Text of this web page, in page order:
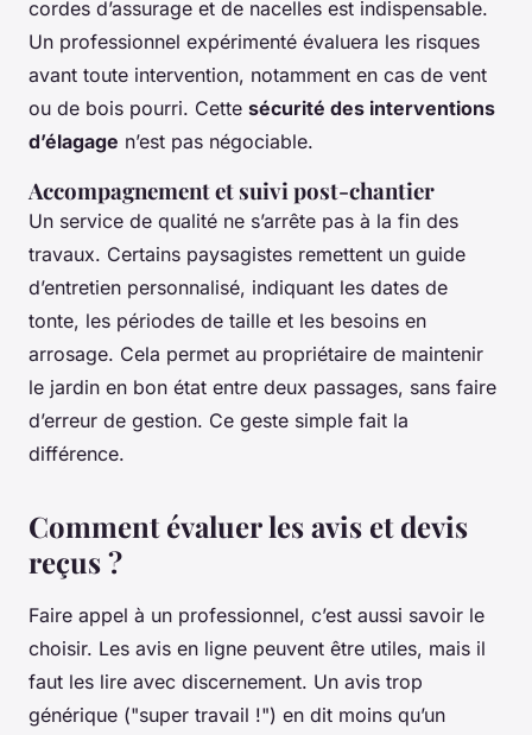
cordes d’assurage et de nacelles est indispensable.
Un professionnel expérimenté évaluera les risques
avant toute intervention, notamment en cas de vent
ou de bois pourri. Cette sécurité des interventions
d’élagage n’est pas négociable.
Accompagnement et suivi post-chantier
Un service de qualité ne s’arrête pas à la fin des
travaux. Certains paysagistes remettent un guide
d’entretien personnalisé, indiquant les dates de
tonte, les périodes de taille et les besoins en
arrosage. Cela permet au propriétaire de maintenir
le jardin en bon état entre deux passages, sans faire
d’erreur de gestion. Ce geste simple fait la
différence.
Comment évaluer les avis et devis
reçus ?
Faire appel à un professionnel, c’est aussi savoir le
choisir. Les avis en ligne peuvent être utiles, mais il
faut les lire avec discernement. Un avis trop
générique ("super travail !") en dit moins qu’un